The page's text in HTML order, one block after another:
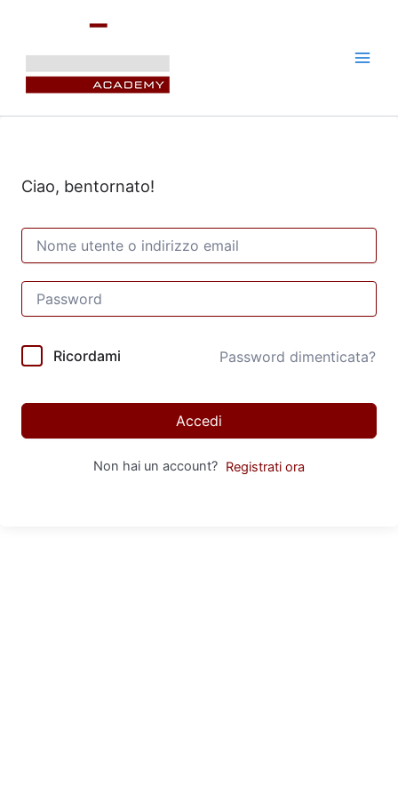
contenuto
Ciao, bentornato!
Ricordami Password dimenticata?
Accedi
Non hai un account? Registrati ora